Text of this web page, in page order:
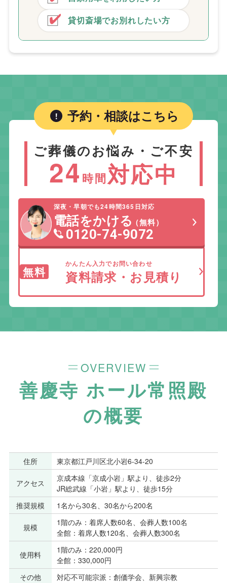
貸切斎場でお別れしたい方
予約・相談はこちら
ご葬儀のお悩み・ご不安
24 時間対応中
深夜・早朝でも24時間365日対応
電話をかける（無料）
0120-74-9072
無料
かんたん入力でお問い合わせ
資料請求・お見積り
OVERVIEW
善慶寺 ホール常照殿
の概要
住所 東京都江戸川区北小岩6-34-20
アクセス
京成本線「京成小岩」駅より、徒歩2分
JR総武線「小岩」駅より、徒歩15分
推奨規模
1名から30名、30名から200名
規模
1階のみ：着席人数60名、会葬人数100名
全館：着席人数120名、会葬人数300名
使用料
1階のみ：220,000円
全館：330,000円
その他
対応不可能宗派：創価学会、新興宗教